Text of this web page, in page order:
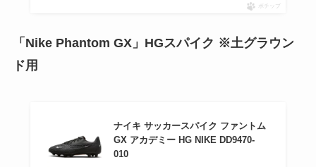
ポチップ
「Nike Phantom GX」HGスパイク ※土グラウン
ド用
ナイキ サッカースパイク ファントム
GX アカデミー HG NIKE DD9470-
010